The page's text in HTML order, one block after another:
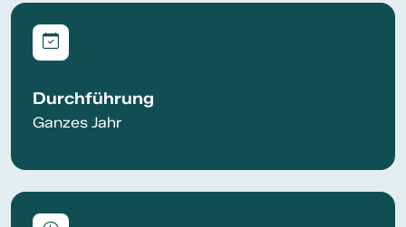
Durchführung
Ganzes Jahr